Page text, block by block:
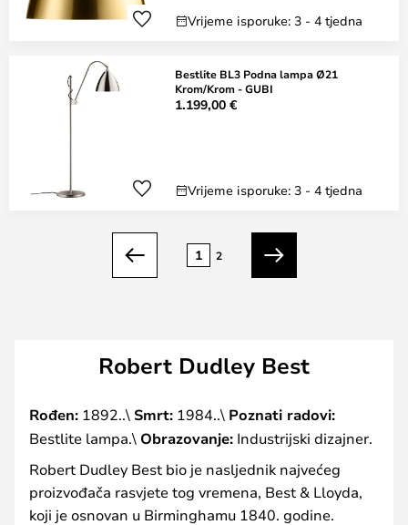
Vrijeme isporuke: 3 - 4 tjedna
Bestlite BL3 Podna lampa Ø21
Krom/Krom - GUBI
1.199,00 €
Vrijeme isporuke: 3 - 4 tjedna
Prethodno
1 2
Sljedeći
Robert Dudley Best
Rođen: 1892..\ Smrt: 1984..\ Poznati radovi:
Bestlite lampa.\ Obrazovanje: Industrijski dizajner.
Robert Dudley Best bio je nasljednik najvećeg
proizvođača rasvjete tog vremena, Best & Lloyda,
koji je osnovan u Birminghamu 1840. godine.